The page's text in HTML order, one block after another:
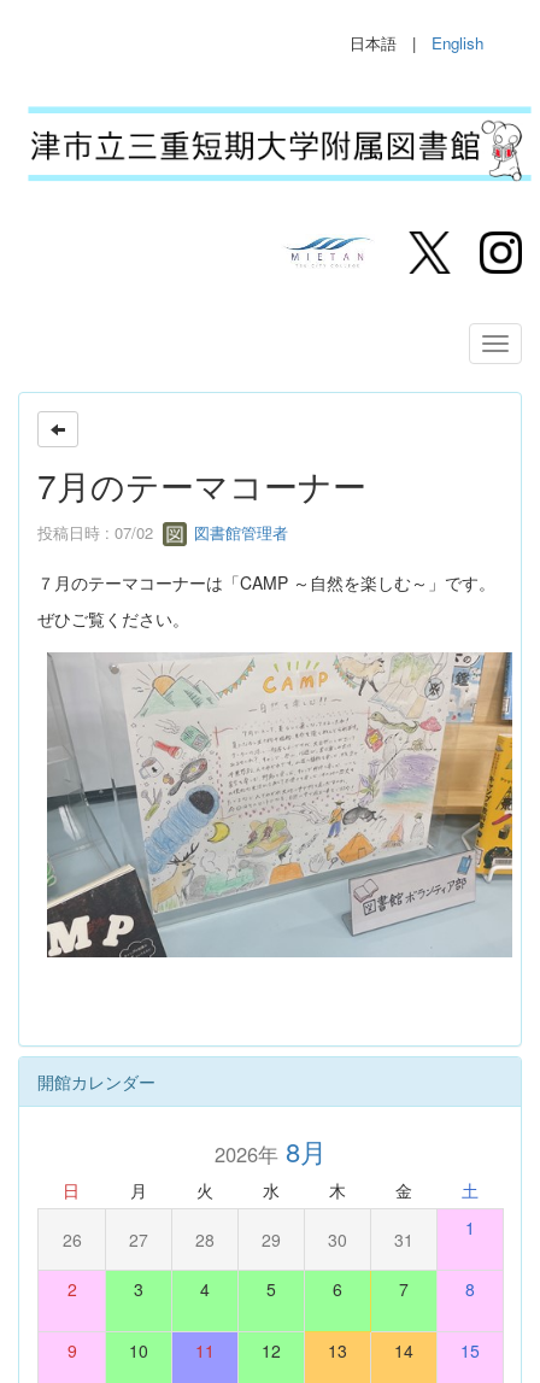
日本語 | English
7月のテーマコーナー
投稿日時 : 07/02 図書館管理者
７月のテーマコーナーは「CAMP ～自然を楽しむ～」です。
ぜひご覧ください。
開館カレンダー
2026年8月
日 月 火 水 木 金 土
26 27 28 29 30 31 1
2 3 4 5 6 7 8
9 10 11 12 13 14 15